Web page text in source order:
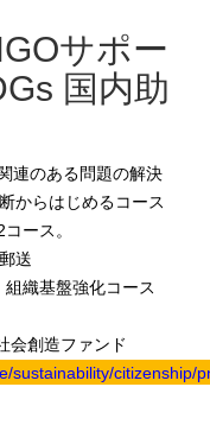
サポー
国内助
連のある問題の解決
からはじめるコース
ース。
送
織基盤強化コース
会創造ファンド
sustainability/citizenship/